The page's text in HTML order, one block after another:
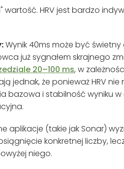
wartość. HRV jest bardzo
Wynik 40ms może być
już sygnałem skrajnego
20–100 ms, w
jednak, że ponieważ HRV
bazowa i stabilność wyniku
aplikacje (takie jak Sonar)
konkretnej liczby,
niego.